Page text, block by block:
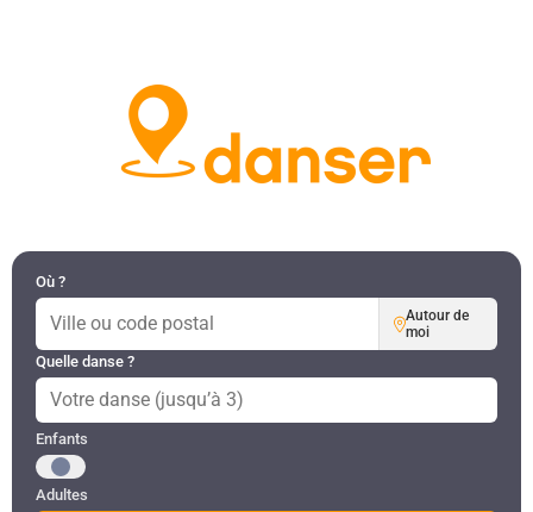
Où ?
Autour de
moi
Quelle danse ?
Public recherché
Enfants
Adultes